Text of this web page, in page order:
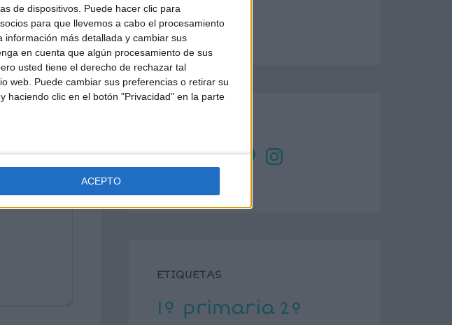
de dispositivos. Puede hacer clic para
para que llevemos a cabo el procesamiento
más detallada y cambiar sus
en cuenta que algún procesamiento de sus
usted tiene el derecho de rechazar tal
web. Puede cambiar sus preferencias o retirar su
haciendo clic en el botón "Privacidad" en la parte
ACEPTO
X
Facebook
YouTubePinterestInstagram
ETIQUETAS
1º primaria 2º